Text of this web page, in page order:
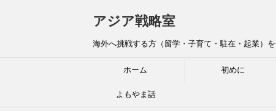
アジア戦略室
海外へ挑戦する方（留学・子育て・駐在・起業）
ホーム 初めに
よもやま話